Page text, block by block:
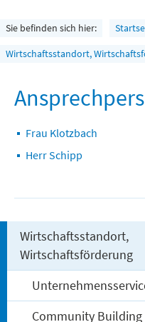
Rathaus und
Wirtschaft und Planen
Freizeit und Tourismus
Sie befinden sich hier:
Wirtschaftsstandort,
Frau Klotzbach
Herr Schipp
Wirtschaftsstandort,
Wirtschaftsförderung
Community Building